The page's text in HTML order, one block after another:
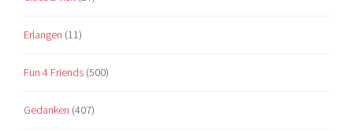
Erlangen (11)
Fun 4 Friends (500)
Gedanken (407)